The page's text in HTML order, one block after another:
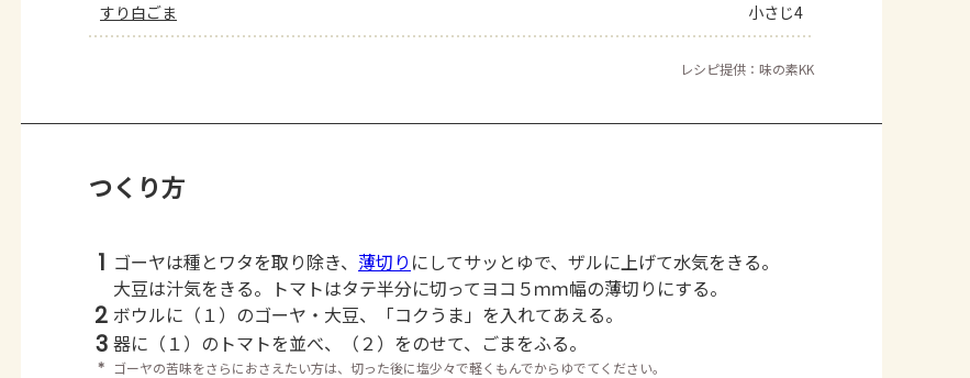
すり白ごま 小さじ4
レシピ提供：味の素KK
つくり方
1 ゴーヤは種とワタを取り除き、 薄切り にしてサッとゆで、ザルに上げて水気をきる。
大豆は汁気をきる。トマトはタテ半分に切ってヨコ５ｍｍ幅の薄切りにする。
2 ボウルに（１）のゴーヤ・大豆、「コクうま」を入れてあえる。
3 器に（１）のトマトを並べ、（２）をのせて、ごまをふる。
＊ ゴーヤの苦味をさらにおさえたい方は、切った後に塩少々で軽くもんでからゆでてください。